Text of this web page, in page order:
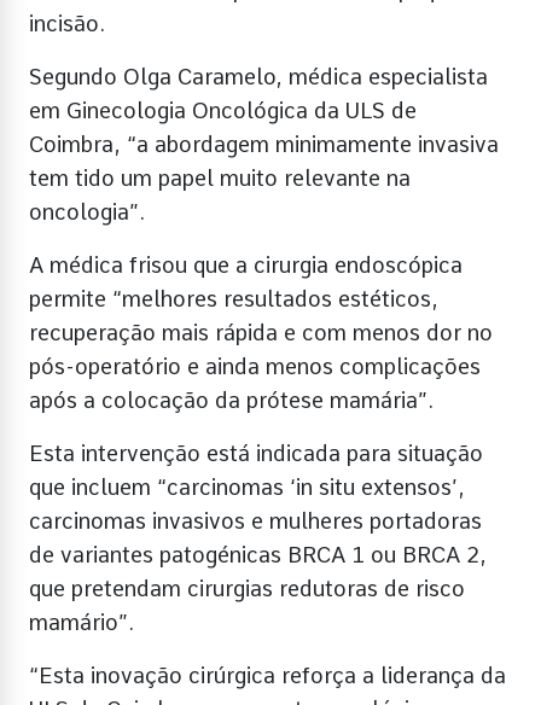
incisão.
Segundo Olga Caramelo, médica especialista
em Ginecologia Oncológica da ULS de
Coimbra, “a abordagem minimamente invasiva
tem tido um papel muito relevante na
oncologia”.
A médica frisou que a cirurgia endoscópica
permite “melhores resultados estéticos,
recuperação mais rápida e com menos dor no
pós-operatório e ainda menos complicações
após a colocação da prótese mamária”.
Esta intervenção está indicada para situação
que incluem “carcinomas ‘in situ extensos’,
carcinomas invasivos e mulheres portadoras
de variantes patogénicas BRCA 1 ou BRCA 2,
que pretendam cirurgias redutoras de risco
mamário”.
“Esta inovação cirúrgica reforça a liderança da